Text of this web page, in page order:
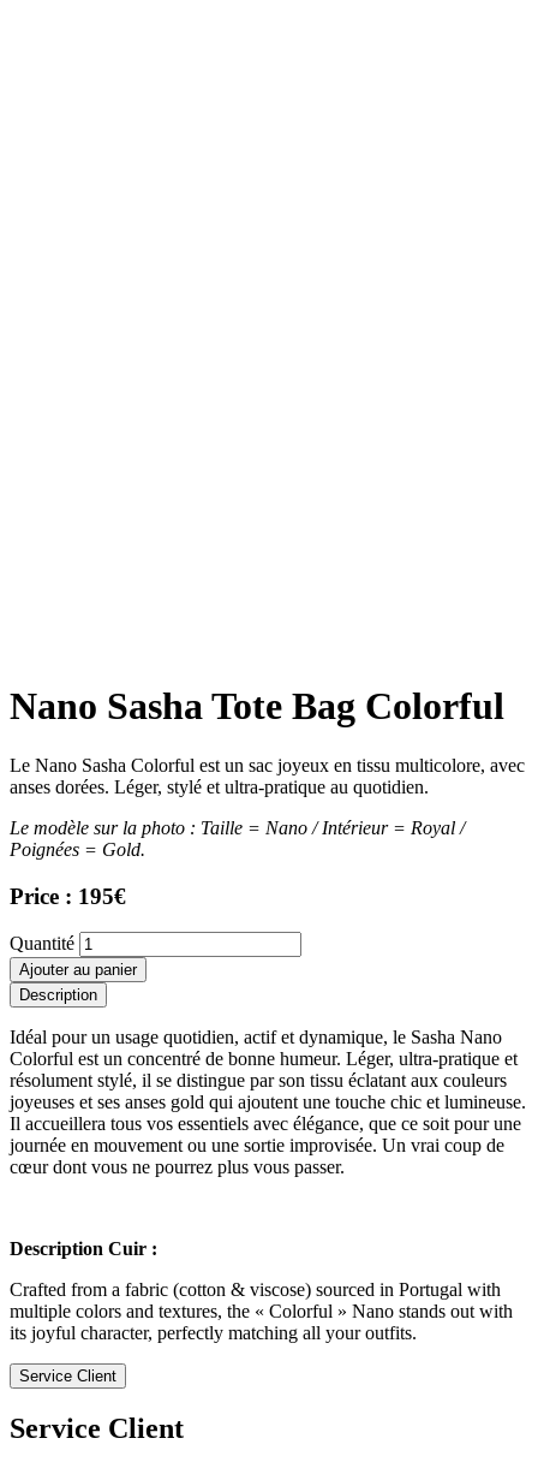
Nano Sasha Tote Bag Colorful
Le Nano Sasha Colorful est un sac joyeux en tissu multicolore, avec
anses dorées. Léger, stylé et ultra-pratique au quotidien.
Le modèle sur la photo : Taille = Nano / Intérieur = Royal /
Poignées = Gold.
Price : 195€
Quantité Nano
Sasha
Tote
Bag
quantité
Ajouter au panier
Description
Idéal pour un usage quotidien, actif et dynamique, le Sasha Nano
Colorful est un concentré de bonne humeur. Léger, ultra-pratique et
résolument stylé, il se distingue par son tissu éclatant aux couleurs
joyeuses et ses anses gold qui ajoutent une touche chic et lumineuse.
Il accueillera tous vos essentiels avec élégance, que ce soit pour une
journée en mouvement ou une sortie improvisée. Un vrai coup de
cœur dont vous ne pourrez plus vous passer.
Description Cuir :
Crafted from a fabric (cotton & viscose) sourced in Portugal with
multiple colors and textures, the « Colorful » Nano stands out with
its joyful character, perfectly matching all your outfits.
Service Client
Service Client